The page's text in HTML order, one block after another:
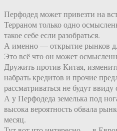
Перфодед может привезти на
Терраном только одно
такое себе если разобраться.
А именно — открытие рынков
Это всё что он может
Дружить против Китая,
набрать кредитов и прочие
рассматриваться не будут
А у Перфодеда земелька под
высока вероятность обвала
месяц.